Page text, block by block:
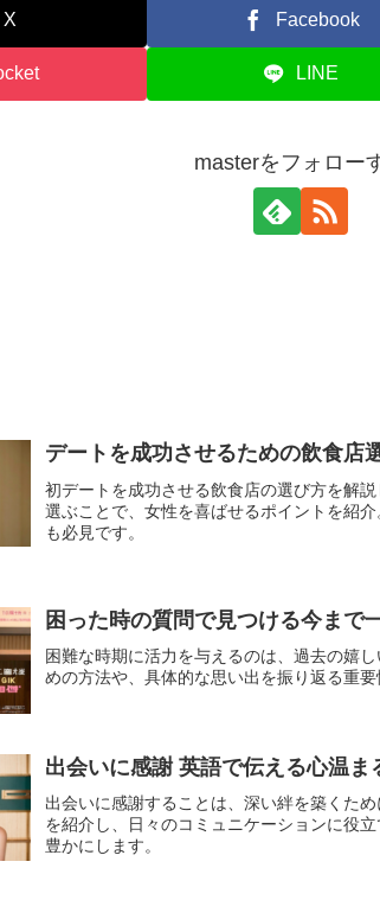
X Facebook
LINE
masterをフォロー
デートを成功させるための飲食店
初デートを成功させる飲食店の選び方を解
選ぶことで、女性を喜ばせるポイントを紹
も必見です。
困った時の質問で見つける今まで
困難な時期に活力を与えるのは、過去の嬉
めの方法や、具体的な思い出を振り返る重要
出会いに感謝 英語で伝える心温ま
出会いに感謝することは、深い絆を築くた
を紹介し、日々のコミュニケーションに役
豊かにします。